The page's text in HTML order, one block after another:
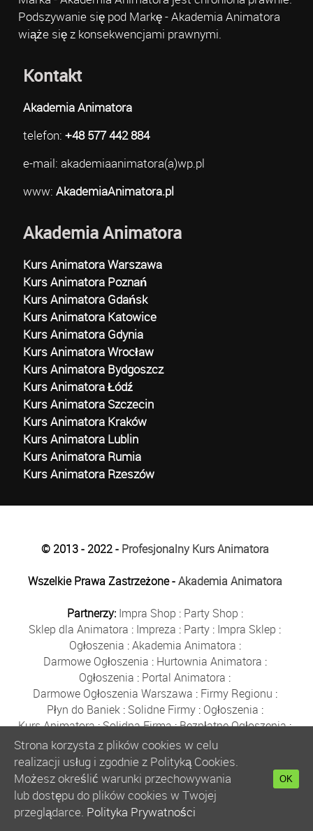
Podszywanie się pod Markę - Akademia Animatora
wiąże się z konsekwencjami prawnymi.
Kontakt
Akademia Animatora
telefon: +48 577 442 884
e-mail: akademiaanimatora(a)wp.pl
www: AkademiaAnimatora.pl
Akademia Animatora
Kurs Animatora Warszawa
Kurs Animatora Poznań
Kurs Animatora Gdańsk
Kurs Animatora Katowice
Kurs Animatora Gdynia
Kurs Animatora Wrocław
Kurs Animatora Bydgoszcz
Kurs Animatora Łódź
Kurs Animatora Szczecin
Kurs Animatora Kraków
Kurs Animatora Lublin
Kurs Animatora Rumia
Kurs Animatora Rzeszów
© 2013 - 2022 - Profesjonalny Kurs Animatora
Wszelkie Prawa Zastrzeżone -Akademia Animatora
Partnerzy: Impra Shop : Party Shop :
Sklep dla Animatora : Impreza : Party : Impra Sklep :
Ogłoszenia :Akademia Animatora :
Darmowe Ogłoszenia : Hurtownia Animatora :
Ogłoszenia : Portal Animatora :
Darmowe Ogłoszenia Warszawa : Firmy Regionu :
Płyn do Baniek: Solidne Firmy: Ogłoszenia :
Kurs Animatora:Solidna Firma:Bezpłatne Ogłoszenia:
Animator Czasu Wolnego:
Bezpłatne Ogłoszenia Warszawa:sklep animatora
Bańki Mydlane:Bezpłatne Ogłoszenia
Szkolenie Animatorów:Kurs Animatora
:
Kurs Animatora Warszawa :Rumia
Kurs Animatora Poznań:
Strona korzysta z plików cookies w celu
realizacji usług i zgodnie z Polityką Cookies.
Możesz określić warunki przechowywania
lub dostępu do plików cookies w Twojej
przeglądarce. Polityka Prywatności
OK